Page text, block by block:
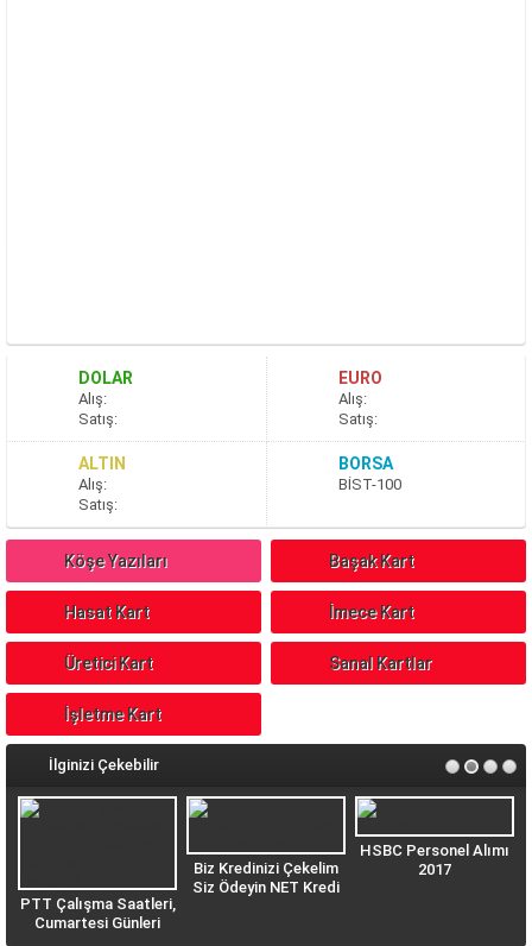
DOLAR
Alış:
Satış:
EURO
Alış:
Satış:
ALTIN
Alış:
Satış:
BORSA
BİST-100
Köşe Yazıları Başak Kart
Hasat Kart İmece Kart
Üretici Kart Sanal Kartlar
İşletme Kart
İlginizi Çekebilir
PTT Çalışma Saatleri,
Cumartesi Günleri
Biz Kredinizi Çekelim
Siz Ödeyin NET Kredi
HSBC Personel Alımı
2017